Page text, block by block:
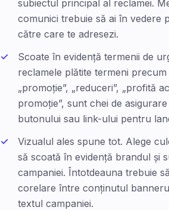
subiectul principal al reclamei.
comunici trebuie să ai în vedere
către care te adresezi.
Scoate în evidență termenii de
reclamele plătite termeni precum
„promoție”, „reduceri”, „profită
promoție”, sunt chei de
butonului sau link-ului pentru
Vizualul ales spune tot. Alege
să scoată în evidență brandul și
campaniei. Întotdeauna trebuie
corelare între conținutul
textul campaniei.